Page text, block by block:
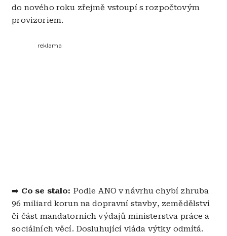
do nového roku zřejmě vstoupí s rozpočtovým
provizoriem.
reklama
➡️ Co se stalo: Podle ANO v návrhu chybí zhruba
96 miliard korun na dopravní stavby, zemědělství
či část mandatorních výdajů ministerstva práce a
sociálních věcí. Dosluhující vláda výtky odmítá.